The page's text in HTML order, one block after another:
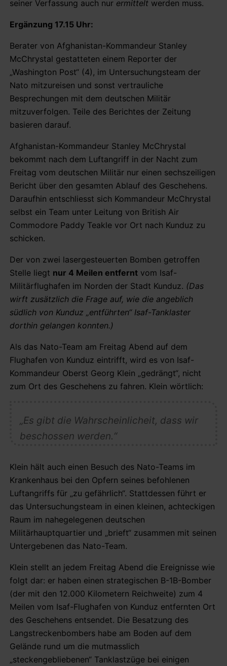
seiner Verfassung auch nur ermittelt werden muss.
Ergänzung 17.15 Uhr:
Berater von Afghanistan-Kommandeur Stanley
McChrystal gestatteten einem Reporter der
„Washington Post“ (4), im Untersuchungsteam der
Nato mitzureisen und sonst vertrauliche
Besprechungen mit dem deutschen Militär
mitzuverfolgen. Teile des Berichtes der Zeitung
basieren darauf.
Afghanistan-Kommandeur Stanley McChrystal
bekommt nach dem Luftangriff in der Nacht zum
Freitag vom deutschen Militär nur einen sechszeiligen
Bericht über den gesamten Ablauf des Geschehens.
Daraufhin entschliesst sich Kommandeur McChrystal
selbst ein Team unter Leitung von British Air
Commodore Paddy Teakle vor Ort nach Kunduz zu
schicken.
Der von zwei lasergesteuerten Bomben getroffen
Stelle liegt nur 4 Meilen entfernt vom Isaf-
Militärflughafen im Norden der Stadt Kunduz. (Das
wirft zusätzlich die Frage auf, wie die angeblich
südlich von Kunduz „entführten“ Isaf-Tanklaster
dorthin gelangen konnten.)
Als das Nato-Team am Freitag Abend auf dem
Flughafen von Kunduz eintrifft, wird es von Isaf-
Kommandeur Oberst Georg Klein „gedrängt“, nicht
zum Ort des Geschehens zu fahren. Klein wörtlich:
„Es gibt die Wahrscheinlicheit, dass wir
beschossen werden.“
Klein hält auch einen Besuch des Nato-Teams im
Krankenhaus bei den Opfern seines befohlenen
Luftangriffs für „zu gefährlich“. Stattdessen führt er
das Untersuchungsteam in einen kleinen, achteckigen
Raum im nahegelegenen deutschen
Militärhauptquartier und „brieft“ zusammen mit seinen
Untergebenen das Nato-Team.
Klein stellt an jedem Freitag Abend die Ereignisse wie
folgt dar: er haben einen strategischen B-1B-Bomber
(der mit den 12.000 Kilometern Reichweite) zum 4
Meilen vom Isaf-Flughafen von Kunduz entfernten Ort
des Geschehens entsendet. Die Besatzung des
Langstreckenbombers habe am Boden auf dem
Gelände rund um die mutmasslich
„steckengebliebenen“ Tanklastzüge bei einigen